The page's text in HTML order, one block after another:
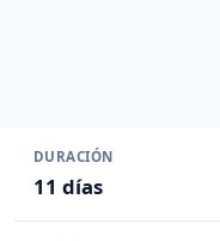
DURACIÓN
11 días